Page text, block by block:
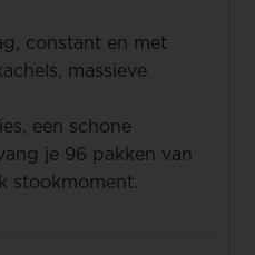
constant en met
massieve
een schone
je 96 pakken van
stookmoment.
Frederik Cordons
vriendelijke
Voor herhaling vatbaar.